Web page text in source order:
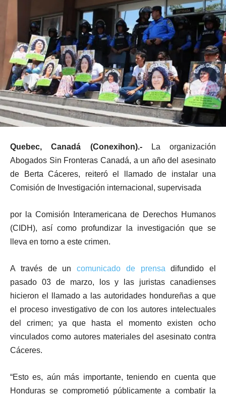
Quebec, Canadá (Conexihon).-La organización
Abogados Sin Fronteras Canadá, a un año del asesinato
de Berta Cáceres, reiteró el llamado de instalar una
Comisión de Investigación internacional, supervisada
por la Comisión Interamericana de Derechos Humanos
(CIDH), así como profundizar la investigación que se
lleva en torno a este crimen.
A través de un comunicado de prensa difundido el
pasado 03 de marzo, los y las juristas canadienses
hicieron el llamado a las autoridades hondureñas a que
el proceso investigativo de con los autores intelectuales
del crimen; ya que hasta el momento existen ocho
vinculados como autores materiales del asesinato contra
Cáceres.
“Esto es, aún más importante, teniendo en cuenta que
Honduras se comprometió públicamente a combatir la